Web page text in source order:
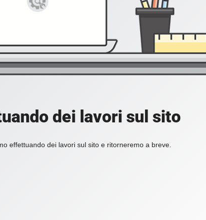
dei lavori sul sito
effettuando dei lavori sul sito e ritorneremo a breve.